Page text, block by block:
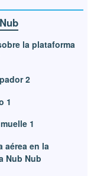
la plataforma
2
1
1
aérea en la
Nub Nub